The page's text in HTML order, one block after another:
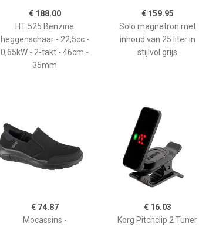
€ 188.00
HT 525 Benzine
heggenschaar - 22,5cc -
0,65kW - 2-takt - 46cm -
35mm
€ 159.95
Solo magnetron met
inhoud van 25 liter in
stijlvol grijs
€ 74.87
Mocassins -
€ 16.03
Korg Pitchclip 2 Tuner